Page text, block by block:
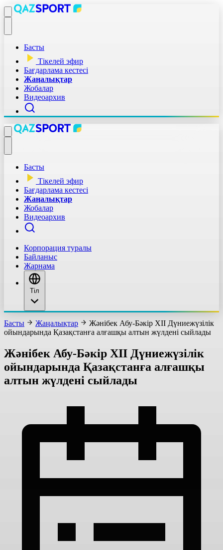
Басты
Тікелей эфир
Бағдарлама кестесі
Жаңалықтар
Жобалар
Видеоархив
Басты
Тікелей эфир
Бағдарлама кестесі
Жаңалықтар
Жобалар
Видеоархив
Корпорация туралы
Байланыс
Жарнама
Тіл
Басты Жаңалықтар
Жәнібек Абу-Бәкір XII Дүниежүзілік
ойындарында Қазақстанға алғашқы алтын жүлдені сыйлады
Жәнібек Абу-Бәкір XII Дүниежүзілік
ойындарында Қазақстанға алғашқы
алтын жүлдені сыйлады